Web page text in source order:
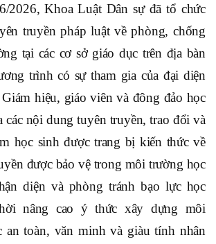
2026, Khoa Luật Dân sự đã tổ chức
truyền pháp luật về phòng, chống
tại các cơ sở giáo dục trên địa bàn
trình có sự tham gia của đại diện
hiệu, giáo viên và đông đảo học
các nội dung tuyên truyền, trao đổi và
học sinh được trang bị kiến thức về
được bảo vệ trong môi trường học
diện và phòng tránh bạo lực học
nâng cao ý thức xây dựng môi
an toàn, văn minh và giàu tính nhân